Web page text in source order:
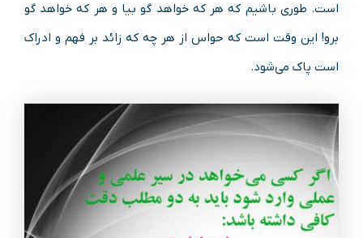
است. طوری باشیم که هر که خواهد گو بیا و هر که خواهد گو
برو! این وقت است که حواس از هر چه که زائد بر فهم و ادراک
است پاک می‌شود.